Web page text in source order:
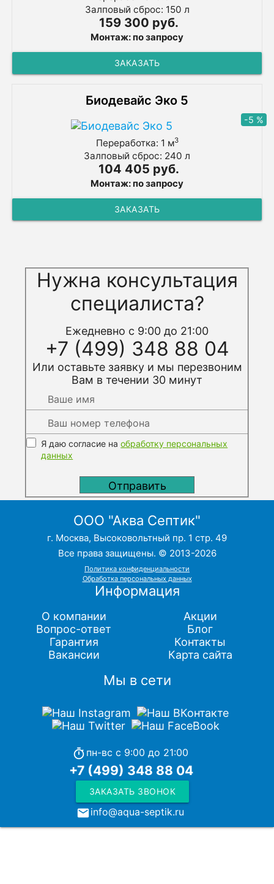
Залповый сброс: 150 л
159 300 руб.
Монтаж: по запросу
ЗАКАЗАТЬ
Биодевайс Эко 5
-5 %
Переработка: 1 м3
Залповый сброс: 240 л
104 405 руб.
Монтаж: по запросу
ЗАКАЗАТЬ
Нужна консультация
специалиста?
Ежедневно с 9:00 до 21:00
+7 (499) 348 88 04
Или оставьте заявку и мы перезвоним
Вам в течении 30 минут
Я даю согласие наобработку персональных
данных
ООО "Аква Септик"
г. Москва, Высоковольтный пр. 1 стр. 49
Все права защищены. © 2013-2026
Политика конфиденциальности
Обработка персональных данных
Информация
О компании
Вопрос-ответ
Гарантия
Вакансии
Акции
Блог
Контакты
Карта сайта
Мы в сети
timer пн-вс с 9:00 до 21:00
+7 (499) 348 88 04
ЗАКАЗАТЬ ЗВОНОК
local_post_officeinfo@aqua-septik.ru